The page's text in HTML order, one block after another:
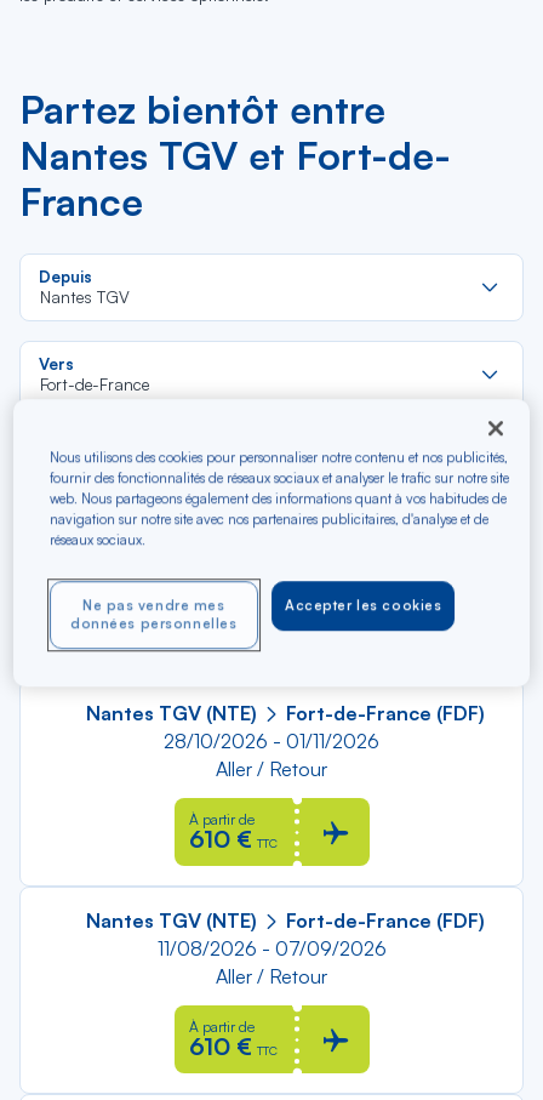
Partez bientôt entre
Nantes TGV et Fort-de-
France
Depuis
Nantes TGV
Vers
Fort-de-France
Budget (€)
Type de trajet
Filtrer
Nantes TGV (NTE)
Fort-de-France (FDF)
28/10/2026 - 01/11/2026
Aller / Retour
À partir de
610 € TTC
Nantes TGV (NTE)
Fort-de-France (FDF)
11/08/2026 - 07/09/2026
Aller / Retour
À partir de
610 € TTC
Nous utilisons des cookies pour personnaliser notre contenu et nos publicités,
fournir des fonctionnalités de réseaux sociaux et analyser le trafic sur notre site
web. Nous partageons également des informations quant à vos habitudes de
navigation sur notre site avec nos partenaires publicitaires, d'analyse et de
réseaux sociaux.
Accepter les cookies
Ne pas vendre mes
données personnelles